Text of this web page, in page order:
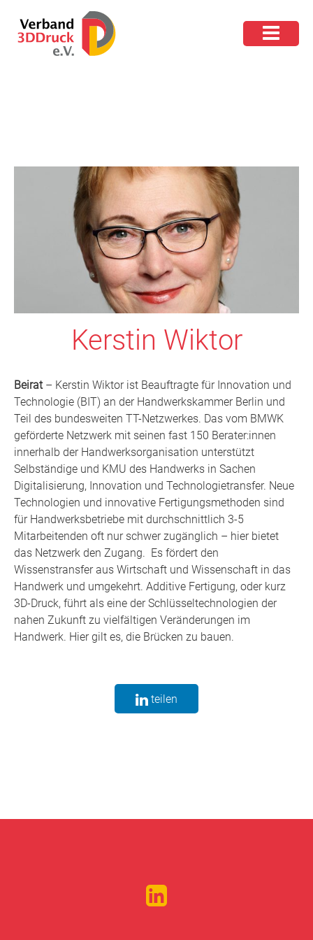
Kerstin Wiktor
Beirat– Kerstin Wiktor ist Beauftragte für Innovation und
Technologie (BIT) an der Handwerkskammer Berlin und
Teil des bundesweiten TT-Netzwerkes. Das vom BMWK
geförderte Netzwerk mit seinen fast 150 Berater:innen
innerhalb der Handwerksorganisation unterstützt
Selbständige und KMU des Handwerks in Sachen
Digitalisierung, Innovation und Technologietransfer. Neue
Technologien und innovative Fertigungsmethoden sind
für Handwerksbetriebe mit durchschnittlich 3-5
Mitarbeitenden oft nur schwer zugänglich – hier bietet
das Netzwerk den Zugang. Es fördert den
Wissenstransfer aus Wirtschaft und Wissenschaft in das
Handwerk und umgekehrt. Additive Fertigung, oder kurz
3D-Druck, führt als eine der Schlüsseltechnologien der
nahen Zukunft zu vielfältigen Veränderungen im
Handwerk. Hier gilt es, die Brücken zu bauen.
teilen